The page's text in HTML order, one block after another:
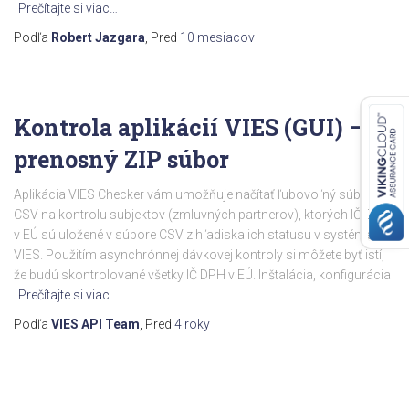
Prečítajte si viac…
Podľa Robert Jazgara , Pred 10 mesiacov
Kontrola aplikácií VIES (GUI) –
prenosný ZIP súbor
Aplikácia VIES Checker vám umožňuje načítať ľubovoľný súbor
CSV na kontrolu subjektov (zmluvných partnerov), ktorých IČ DPH
v EÚ sú uložené v súbore CSV z hľadiska ich statusu v systéme
VIES. Použitím asynchrónnej dávkovej kontroly si môžete byť istí,
že budú skontrolované všetky IČ DPH v EÚ. Inštalácia, konfigurácia
Prečítajte si viac…
Podľa VIES API Team , Pred 4 roky